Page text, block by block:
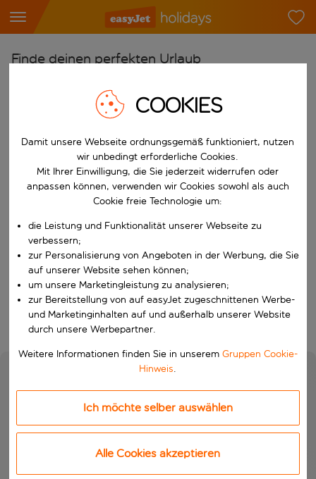
Finde deinen perfekten Urlaub
Flughafen wählen
Beginne mit der Eingabe für die automatische
Reiseziel wählen
Nach
Wähle ein Ab- und Rückflugdatum aus.
Reisezeitraum wählen
Wann
Wer
Suchen
COOKIES
Damit unsere Webseite ordnungsgemäß funktioniert, nutzen
wir unbedingt erforderliche Cookies.
Mit Ihrer Einwilligung, die Sie jederzeit widerrufen oder
anpassen können, verwenden wir Cookies sowohl als auch
Cookie freie Technologie um:
die Leistung und Funktionalität unserer Webseite zu
verbessern;
zur Personalisierung von Angeboten in der Werbung, die Sie
auf unserer Website sehen können;
um unsere Marketingleistung zu analysieren;
zur Bereitstellung von auf easyJet zugeschnittenen Werbe-
und Marketinginhalten auf und außerhalb unserer Website
durch unsere Werbepartner.
Weitere Informationen finden Sie in unserem Gruppen Cookie-
Hinweis.
Ich möchte selber auswählen
Alle Cookies akzeptieren